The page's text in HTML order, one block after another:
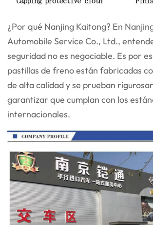
¿Por qué Nanjing Kaitong? En
Automobile Service Co., Ltd.,
seguridad no es negociable. Es por
pastillas de freno están fabricadas
de alta calidad y se prueban
garantizar que cumplan con los
internacionales.